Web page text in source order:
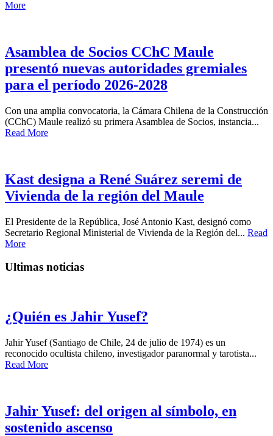
More
Asamblea de Socios CChC Maule
presentó nuevas autoridades gremiales
para el período 2026-2028
Con una amplia convocatoria, la Cámara Chilena de la Construcción
(CChC) Maule realizó su primera Asamblea de Socios, instancia...
Read More
Kast designa a René Suárez seremi de
Vivienda de la región del Maule
El Presidente de la República, José Antonio Kast, designó como
Secretario Regional Ministerial de Vivienda de la Región del... Read
More
Ultimas noticias
¿Quién es Jahir Yusef?
Jahir Yusef (Santiago de Chile, 24 de julio de 1974) es un
reconocido ocultista chileno, investigador paranormal y tarotista...
Read More
Jahir Yusef: del origen al símbolo, en
sostenido ascenso